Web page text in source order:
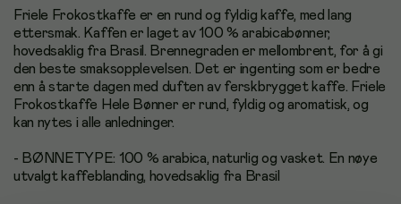
Friele Frokostkaffe er en rund og fyldig kaffe, med lang
ettersmak. Kaffen er laget av 100 % arabicabønner,
hovedsaklig fra Brasil. Brennegraden er mellombrent, for å gi
den beste smaksopplevelsen. Det er ingenting som er bedre
enn å starte dagen med duften av ferskbrygget kaffe. Friele
Frokostkaffe Hele Bønner er rund, fyldig og aromatisk, og
kan nytes i alle anledninger.
- BØNNETYPE: 100 % arabica, naturlig og vasket. En nøye
utvalgt kaffeblanding, hovedsaklig fra Brasil